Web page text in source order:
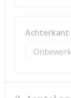
Achterkant